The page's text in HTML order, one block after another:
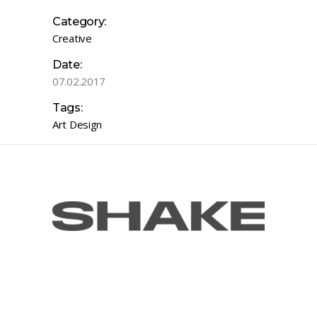
Category:
Creative
Date:
07.02.2017
Tags:
Art Design